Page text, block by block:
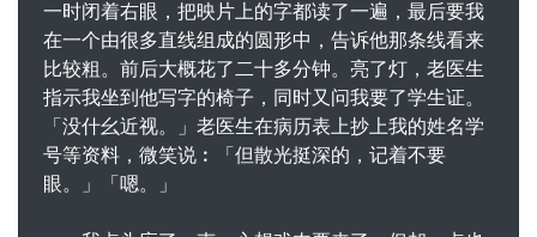
一时闭着右眼，把映片上的字都读了一遍，最后要我
在一个由很多直线组成的圆形中，告诉他那条线看来
比较粗。前后大概花了二十多分钟。亮了灯，老医生
指示我坐到他写字的椅子，同时又问我要了学生证。
「没什幺近视。」老医生在病历表上抄上我的姓名学
号等资料，微笑说︰「但散光挺深的，记着不要
眼。」「嗯。」